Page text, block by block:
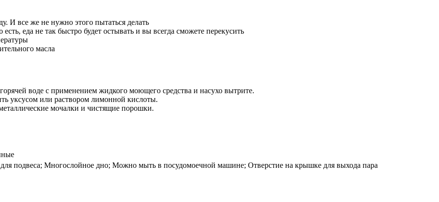
И все же не нужно этого пытаться делать
еда не так быстро будет остывать и вы всегда сможете перекусить
масла
воде с применением жидкого моющего средства и насухо вытрите.
уксусом или раствором лимонной кислоты.
мочалки и чистящие порошки.
подвеса; Многослойное дно; Можно мыть в посудомоечной машине; Отверстие на крышке для выхода пара